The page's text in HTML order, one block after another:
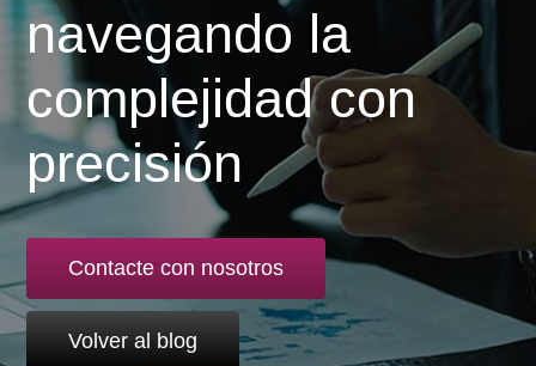
Contacto
Español
navegando la
complejidad con
precisión
Contacte con nosotros
Volver al blog